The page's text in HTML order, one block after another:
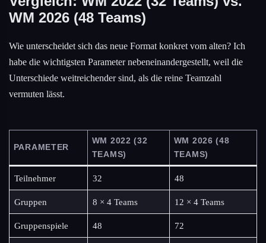
WM 2026 (48 Teams)
Wie unterscheidet sich das neue Format konkret vom alten? Ich
habe die wichtigsten Parameter nebeneinandergestellt, weil die
Unterschiede weitreichender sind, als die reine Teamzahl
vermuten lässt.
PARAMETER
WM 2022 (32
TEAMS)
WM 2026 (48
TEAMS)
Teilnehmer 32 48
Gruppen 8 × 4 Teams 12 × 4 Teams
Gruppenspiele 48 72